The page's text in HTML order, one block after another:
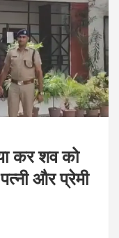
कर शव को
और प्रेमी